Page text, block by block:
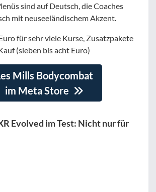
sind auf Deutsch, die Coaches
mit neuseeländischem Akzent.
für sehr viele Kurse, Zusatzpakete
(sieben bis acht Euro)
Mills Bodycombat
im Meta Store
Evolved im Test: Nicht nur für